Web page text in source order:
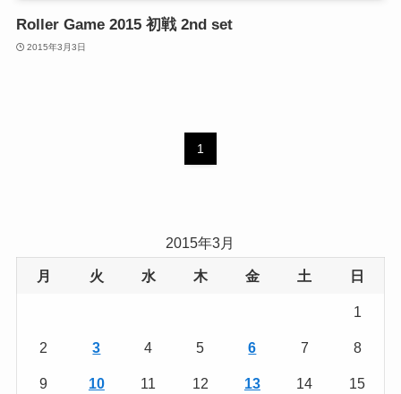
Roller Game 2015 初戦 2nd set
2015年3月3日
1
2015年3月
月 火 水 木 金 土 日
1
2 3 4 5 6 7 8
9 10 11 12 13 14 15